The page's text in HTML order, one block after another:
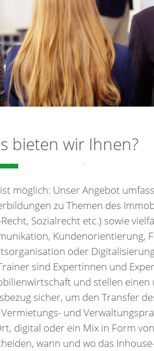
bieten wir Ihnen?
möglich: Unser Angebot
zu Themen des
Recht, Sozialrecht etc.) sowie
Kundenorientierung,
oder
sind Expertinnen und
und stellen
sicher, um den Transfer
und
digital oder ein Mix in Form
wann und wo das